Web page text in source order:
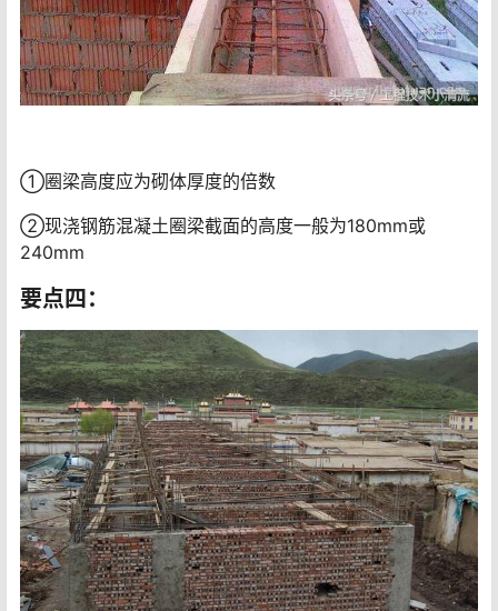
①圈梁高度应为砌体厚度的倍数
②现浇钢筋混凝土圈梁截面的高度一般为180mm或
240mm
要点四：